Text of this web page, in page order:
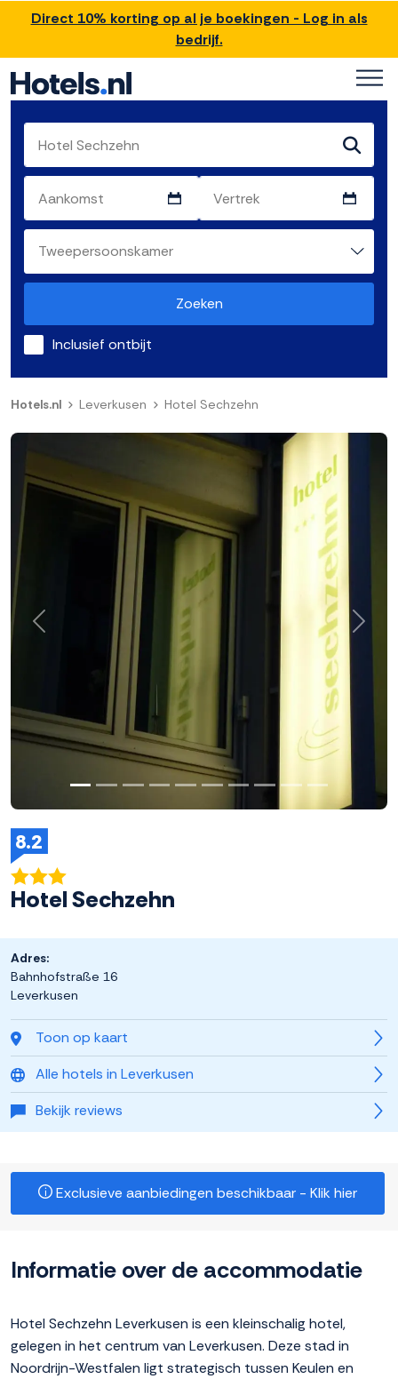
Direct 10% korting op al je boekingen - Log in als
bedrijf.
Zoeken
Inclusief ontbijt
Hotels.nl Leverkusen Hotel Sechzehn
8.2
Hotel Sechzehn
Toon op kaart
Alle hotels in Leverkusen
Bekijk reviews
Adres:
Bahnhofstraße 16
Leverkusen
Exclusieve aanbiedingen beschikbaar - Klik hier
Informatie over de accommodatie
Hotel Sechzehn Leverkusen is een kleinschalig hotel,
gelegen in het centrum van Leverkusen. Deze stad in
Noordrijn-Westfalen ligt strategisch tussen Keulen en